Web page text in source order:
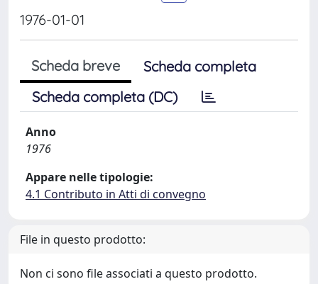
1976-01-01
Scheda breve
Scheda completa
Scheda completa (DC)
Anno
1976
Appare nelle tipologie:
4.1 Contributo in Atti di convegno
File in questo prodotto:
Non ci sono file associati a questo prodotto.